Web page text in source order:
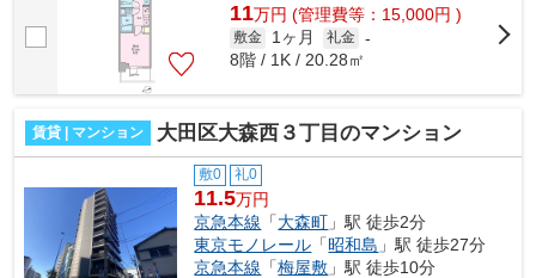
11万円 (管理費等：15,000円 )
敷金 1ヶ月 礼金 -
8階 / 1K / 20.28㎡
賃貸 | マンション 大田区大森西３丁目のマンション
敷0 礼0
11.5万円
京急本線 「大森町 」駅 徒歩2分
東京モノレール 「昭和島 」駅 徒歩27分
京急本線 「梅屋敷 」駅 徒歩10分